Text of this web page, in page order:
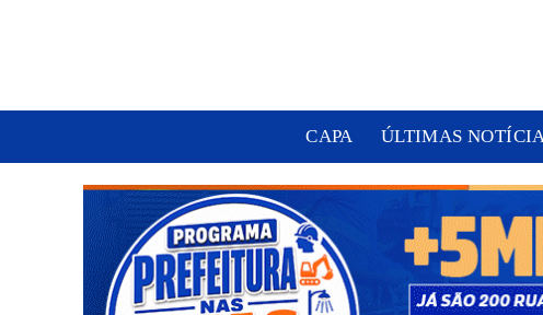
CAPA ÚLTIMAS